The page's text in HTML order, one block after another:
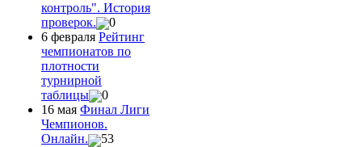
контроль". История
проверок.
0
6 февраля Рейтинг
чемпионатов по
плотности
турнирной
таблицы
0
16 мая Финал Лиги
Чемпионов.
Онлайн.
53